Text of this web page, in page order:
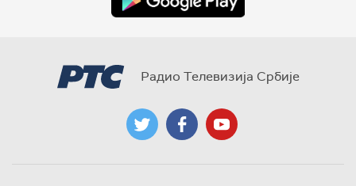
Радио Телевизија Србије